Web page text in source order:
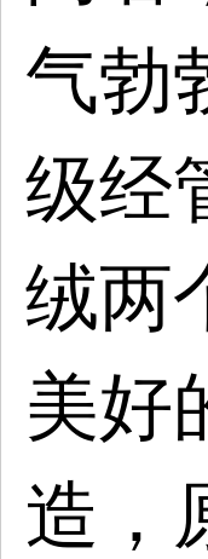
气勃
级经
绒两
美好
造，